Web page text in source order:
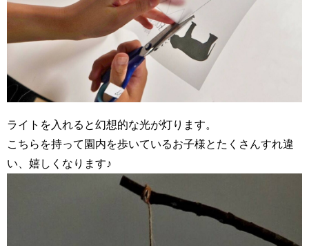
ライトを入れると幻想的な光が灯ります。
こちらを持って園内を歩いているお子様とたくさんすれ違
い、嬉しくなります♪